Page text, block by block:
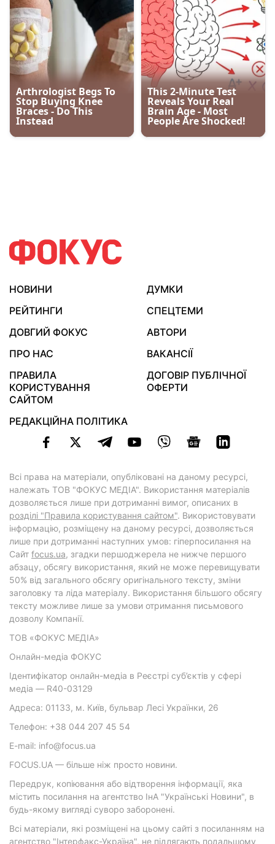
НОВИНИ
ДУМКИ
РЕЙТИНГИ
СПЕЦТЕМИ
ДОВГИЙ ФОКУС
АВТОРИ
ПРО НАС
ВАКАНСІЇ
ПРАВИЛА
КОРИСТУВАННЯ
САЙТОМ
ДОГОВІР ПУБЛІЧНОЇ
ОФЕРТИ
РЕДАКЦІЙНА ПОЛІТИКА
Всі права на матеріали, опубліковані на даному ресурсі,
належать ТОВ "ФОКУС МЕДІА". Використання матеріалів
дозволяється лише при дотриманні вимог, описаних в
розділі "Правила користування сайтом". Використовувати
інформацію, розміщену на даному ресурсі, дозволяється
лише при дотриманні наступних умов: гіперпосилання на
Cайт focus.ua, згадки першоджерела не нижче першого
абзацу, обсягу використання, який не може перевищувати
50% від загального обсягу оригінального тексту, зміни
заголовку та ліда матеріалу. Використання більшого обсягу
тексту можливе лише за умови отримання письмового
дозволу Компанії.
ТОВ «ФОКУС МЕДІА»
Онлайн-медіа ФОКУС
Ідентифікатор онлайн-медіа в Реєстрі суб’єктів у сфері
медіа — R40-03129
Адреса: 01133, м. Київ, бульвар Лесі Українки, 26
Телефон: +38 044 207 45 54
E-mail: info@focus.ua
FOCUS.UA — більше ніж просто новини.
Передрук, копіювання або відтворення інформації, яка
містить посилання на агентство ІнА "Українські Новини", в
будь-якому вигляді суворо заборонені.
Всі матеріали, які розміщені на цьому сайті з посиланням на
агентство "Інтерфакс-Україна", не підлягають подальшому